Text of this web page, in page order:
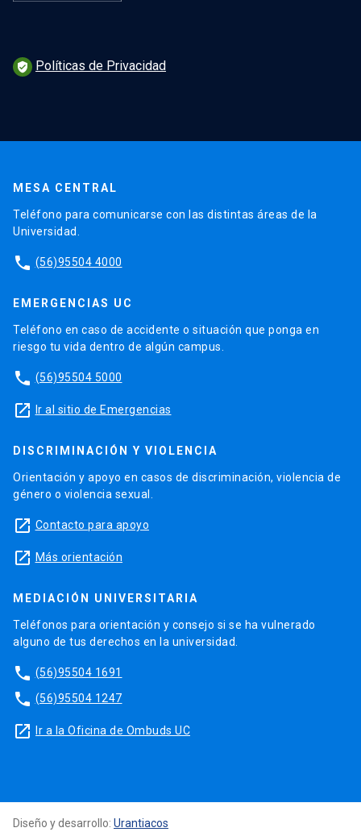
verified_user Políticas de Privacidad
MESA CENTRAL
Teléfono para comunicarse con las distintas áreas de la
Universidad.
phone (56)95504 4000
EMERGENCIAS UC
Teléfono en caso de accidente o situación que ponga en
riesgo tu vida dentro de algún campus.
phone (56)95504 5000
launch Ir al sitio de Emergencias
DISCRIMINACIÓN Y VIOLENCIA
Orientación y apoyo en casos de discriminación, violencia de
género o violencia sexual.
launch Contacto para apoyo
launch Más orientación
MEDIACIÓN UNIVERSITARIA
Teléfonos para orientación y consejo si se ha vulnerado
alguno de tus derechos en la universidad.
phone (56)95504 1691
phone (56)95504 1247
launch Ir a la Oficina de Ombuds UC
Diseño y desarrollo: Urantiacos